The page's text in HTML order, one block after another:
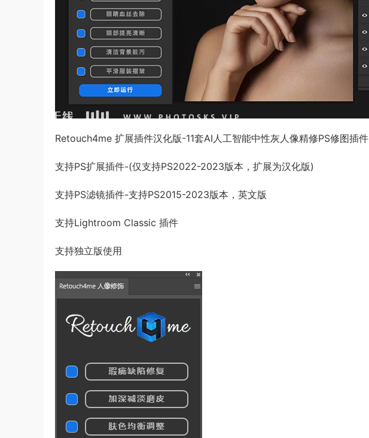
Retouch4me 扩展插件汉化版-11套AI人工智能中性灰人像精修PS修图插件
支持PS扩展插件-(仅支持PS2022-2023版本，扩展为汉化版)
支持PS滤镜插件-支持PS2015-2023版本，英文版
支持Lightroom Classic 插件
支持独立版使用